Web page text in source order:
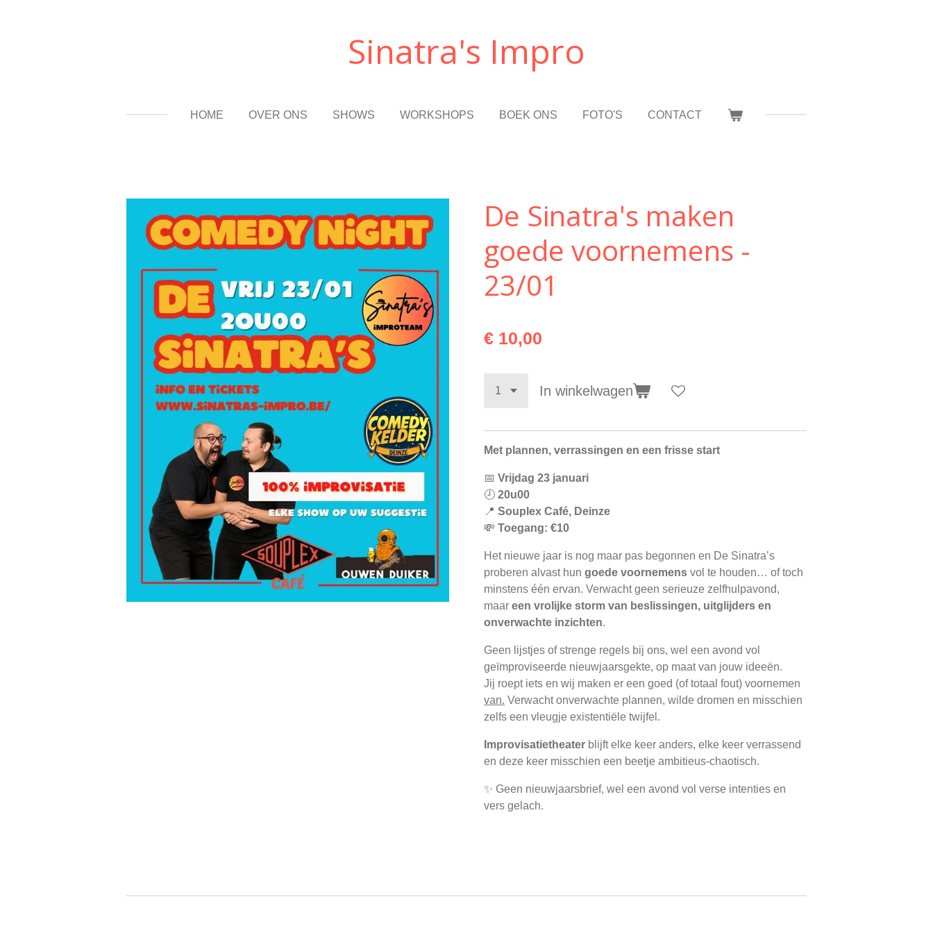
Sinatra's Impro
HOME OVER ONS SHOWS WORKSHOPS BOEK ONS FOTO'S CONTACT
De Sinatra's maken
goede voornemens -
23/01
€ 10,00
In winkelwagen
Met plannen, verrassingen en een frisse start
📅 Vrijdag 23 januari
🕗 20u00
📍 Souplex Café, Deinze
💸 Toegang: €10
Het nieuwe jaar is nog maar pas begonnen en De Sinatra’s
proberen alvast hun goede voornemens vol te houden… of toch
minstens één ervan. Verwacht geen serieuze zelfhulpavond,
maar een vrolijke storm van beslissingen, uitglijders en
onverwachte inzichten.
Geen lijstjes of strenge regels bij ons, wel een avond vol
geïmproviseerde nieuwjaarsgekte, op maat van jouw ideeën.
Jij roept iets en wij maken er een goed (of totaal fout) voornemen
van. Verwacht onverwachte plannen, wilde dromen en misschien
zelfs een vleugje existentiële twijfel.
Improvisatietheater blijft elke keer anders, elke keer verrassend
en deze keer misschien een beetje ambitieus-chaotisch.
✨ Geen nieuwjaarsbrief, wel een avond vol verse intenties en
vers gelach.